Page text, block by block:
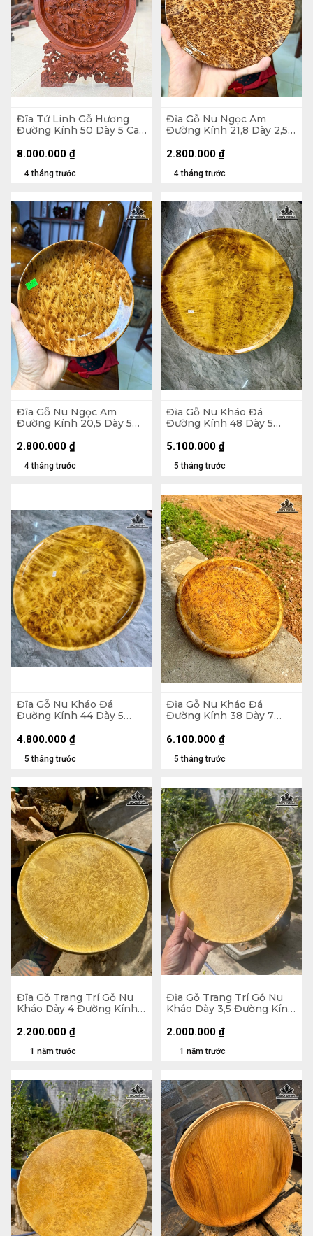
Đĩa Tứ Linh Gỗ Hương
Đường Kính 50 Dày 5 Cao
4 tháng trước
8.000.000 ₫
Đĩa Gỗ Nu Ngọc Am
Đường Kính 21,8 Dày 2,5
4 tháng trước
2.800.000 ₫
Đĩa Gỗ Nu Ngọc Am
Đường Kính 20,5 Dày 5
4 tháng trước
2.800.000 ₫
Đĩa Gỗ Nu Kháo Đá
Đường Kính 48 Dày 5
5 tháng trước
5.100.000 ₫
Đĩa Gỗ Nu Kháo Đá
Đường Kính 44 Dày 5
5 tháng trước
4.800.000 ₫
Đĩa Gỗ Nu Kháo Đá
Đường Kính 38 Dày 7
5 tháng trước
6.100.000 ₫
Đĩa Gỗ Trang Trí Gỗ Nu
Kháo Dày 4 Đường Kính
1 năm trước
2.200.000 ₫
Đĩa Gỗ Trang Trí Gỗ Nu
Kháo Dày 3,5 Đường Kính
1 năm trước
2.000.000 ₫